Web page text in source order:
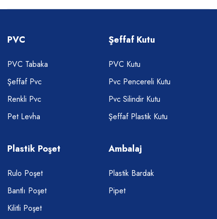
PVC
PVC Tabaka
Şeffaf Pvc
Renkli Pvc
Pet Levha
Şeffaf Kutu
PVC Kutu
Pvc Pencereli Kutu
Pvc Silindir Kutu
Şeffaf Plastik Kutu
Plastik Poşet
Rulo Poşet
Bantlı Poşet
Kilitli Poşet
Ambalaj
Plastik Bardak
Pipet